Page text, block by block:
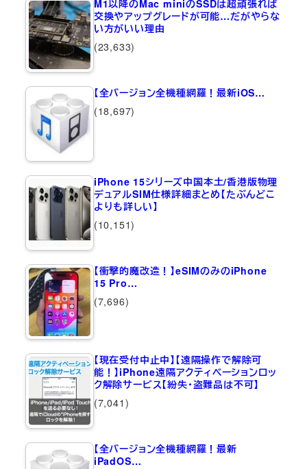
M1以降のMac miniのSSDは超頑張れば
交換やアップグレードが可能…だがやらな
い方がいい理由
(23,633)
【全バージョン全機種網羅！最新iOS…
(18,697)
iPhone 15シリーズ中国本土/香港版物理
デュアルSIM仕様詳細まとめ【たぶんどこ
よりも詳しい】
(10,151)
【衝撃的魔改造！】eSIMのみのiPhone
15 Pro…
(7,696)
【現在受付中止中】【遠隔操作で解除可
能！】iPhone遠隔アクティベーションロッ
ク解除サービス【紛失・盗難品は不可】
(7,041)
【全バージョン全機種網羅！最新
iPadOS…